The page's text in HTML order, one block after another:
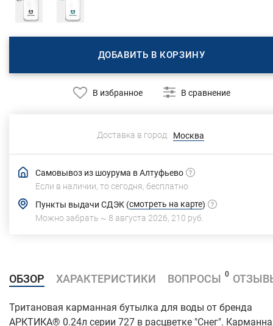
ДОБАВИТЬ В КОРЗИНУ
В избранное В сравнение
Доставка в город: Москва
Самовывоз из шоурума в Алтуфьево
Если в наличии, то сегодня, бесплатно
Пункты выдачи СДЭК (смотреть на карте)
Можно забрать ~ 8 августа 2026 210 руб.
ОБЗОР ХАРАКТЕРИСТИКИ ВОПРОСЫ 0
Тритановая карманная бутылка для воды от бренда
АРКТИКА® 0.24л серии 727 в расцветке "Снег".